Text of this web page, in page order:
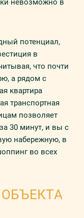
невозможно в
потенциал,
в
что почти
а рядом с
квартира
транспортная
позволяет
30 минут, и вы с
набережную, в
во всех